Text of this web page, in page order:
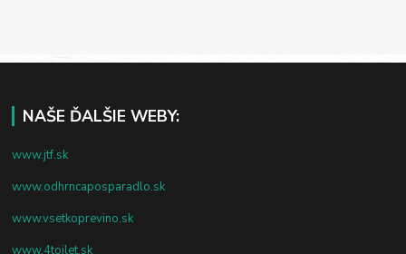
NAŠE ĎALŠIE WEBY:
www.jtf.sk
www.odhrncaposparadlo.sk
www.vsetkoprevino.sk
www.4toilet.sk